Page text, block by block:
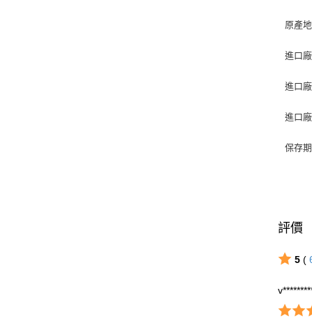
原產
進口
進口
進口
保存
評價
5(